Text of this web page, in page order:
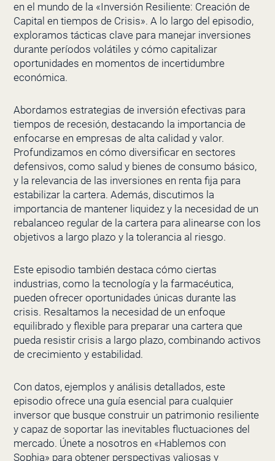
en el mundo de la «Inversión Resiliente: Creación de
Capital en tiempos de Crisis». A lo largo del episodio,
exploramos tácticas clave para manejar inversiones
durante períodos volátiles y cómo capitalizar
oportunidades en momentos de incertidumbre
económica.
Abordamos estrategias de inversión efectivas para
tiempos de recesión, destacando la importancia de
enfocarse en empresas de alta calidad y valor.
Profundizamos en cómo diversificar en sectores
defensivos, como salud y bienes de consumo básico,
y la relevancia de las inversiones en renta fija para
estabilizar la cartera. Además, discutimos la
importancia de mantener liquidez y la necesidad de un
rebalanceo regular de la cartera para alinearse con los
objetivos a largo plazo y la tolerancia al riesgo.
Este episodio también destaca cómo ciertas
industrias, como la tecnología y la farmacéutica,
pueden ofrecer oportunidades únicas durante las
crisis. Resaltamos la necesidad de un enfoque
equilibrado y flexible para preparar una cartera que
pueda resistir crisis a largo plazo, combinando activos
de crecimiento y estabilidad.
Con datos, ejemplos y análisis detallados, este
episodio ofrece una guía esencial para cualquier
inversor que busque construir un patrimonio resiliente
y capaz de soportar las inevitables fluctuaciones del
mercado. Únete a nosotros en «Hablemos con
Sophia» para obtener perspectivas valiosas y